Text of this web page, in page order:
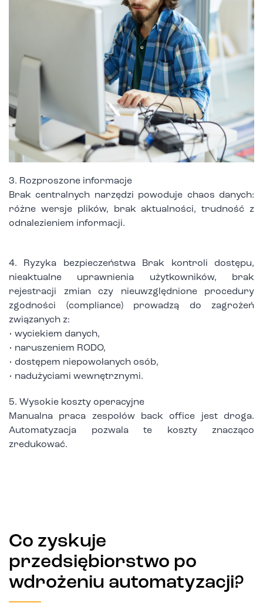
3. Rozproszone informacje
Brak centralnych narzędzi powoduje chaos danych:
różne wersje plików, brak aktualności, trudność z
odnalezieniem informacji.
4. Ryzyka bezpieczeństwa Brak kontroli dostępu,
nieaktualne uprawnienia użytkowników, brak
rejestracji zmian czy nieuwzględnione procedury
zgodności (compliance) prowadzą do zagrożeń
związanych z:
• wyciekiem danych,
• naruszeniem RODO,
• dostępem niepowołanych osób,
• nadużyciami wewnętrznymi.
5. Wysokie koszty operacyjne
Manualna praca zespołów back office jest droga.
Automatyzacja pozwala te koszty znacząco
zredukować.
Co zyskuje
przedsiębiorstwo po
wdrożeniu automatyzacji?